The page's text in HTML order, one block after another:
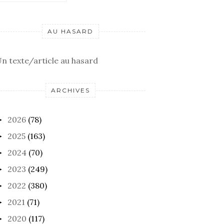
AU HASARD
texte/article au hasard
ARCHIVES
2026 (78)
2025 (163)
2024 (70)
2023 (249)
2022 (380)
2021 (71)
2020 (117)